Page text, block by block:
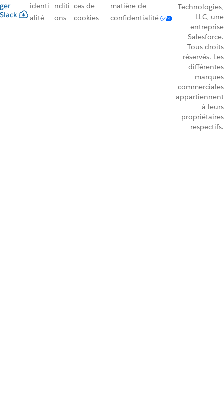
ger
Slack
identi
alité
nditi
ons
ces de
cookies
matière de
confidentialité
Technologies,
LLC, une
entreprise
Salesforce.
Tous droits
réservés. Les
différentes
marques
commerciales
appartiennent
à leurs
propriétaires
respectifs.